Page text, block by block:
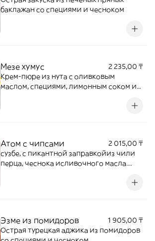
баклажан со специями и чесноком
Мезе хумус
2 235,00 ₸
Крем-пюре из нута с оливковым
маслом, специями, лимонным соком и
Атом с чипсами
2 015,00 ₸
сузбе, с пикантной заправкойиз чили
перца, чеснока исливочного масла.
Эзме из помидоров
1 905,00 ₸
Острая турецкая аджика из помидоров